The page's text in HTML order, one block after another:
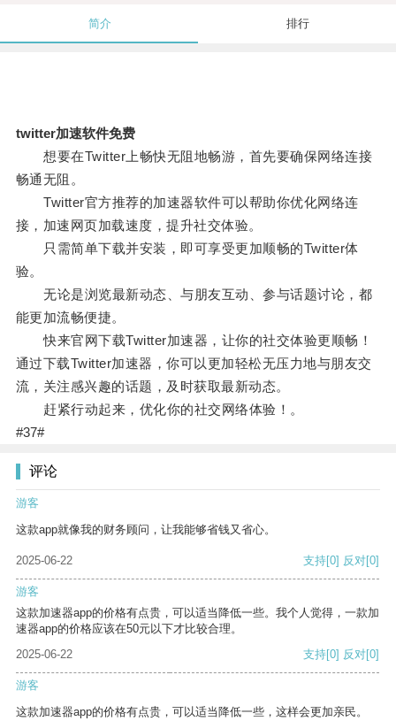
简介 排行
twitter加速软件免费
想要在Twitter上畅快无阻地畅游，首先要确保网络连接
畅通无阻。
Twitter官方推荐的加速器软件可以帮助你优化网络连
接，加速网页加载速度，提升社交体验。
只需简单下载并安装，即可享受更加顺畅的Twitter体
验。
无论是浏览最新动态、与朋友互动、参与话题讨论，都
能更加流畅便捷。
快来官网下载Twitter加速器，让你的社交体验更顺畅！
通过下载Twitter加速器，你可以更加轻松无压力地与朋友交
流，关注感兴趣的话题，及时获取最新动态。
赶紧行动起来，优化你的社交网络体验！。
#37#
评论
游客
这款app就像我的财务顾问，让我能够省钱又省心。
2025-06-22 支持[0] 反对[0]
游客
这款加速器app的价格有点贵，可以适当降低一些。我个人觉得，一款加
速器app的价格应该在50元以下才比较合理。
2025-06-22
支持[0] 反对[0]
游客
这款加速器app的价格有点贵，可以适当降低一些，这样会更加亲民。